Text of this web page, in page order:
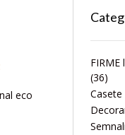
eco
FIRME
(36)
Casete